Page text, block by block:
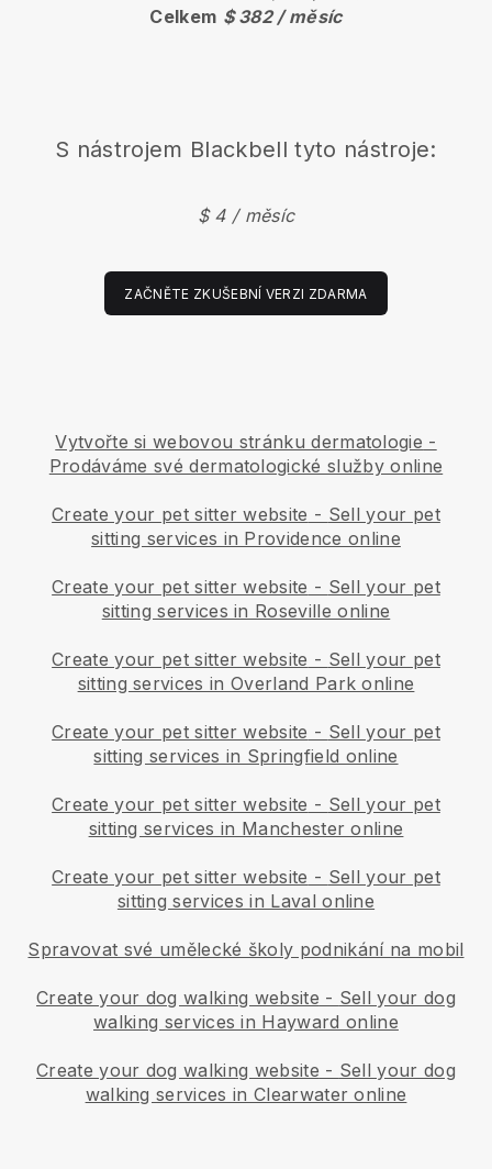
Celkem $ 382 / měsíc
S nástrojem Blackbell tyto nástroje:
$ 4 / měsíc
ZAČNĚTE ZKUŠEBNÍ VERZI ZDARMA
Vytvořte si webovou stránku dermatologie -
Prodáváme své dermatologické služby online
Create your pet sitter website - Sell your pet
sitting services in Providence online
Create your pet sitter website - Sell your pet
sitting services in Roseville online
Create your pet sitter website - Sell your pet
sitting services in Overland Park online
Create your pet sitter website - Sell your pet
sitting services in Springfield online
Create your pet sitter website - Sell your pet
sitting services in Manchester online
Create your pet sitter website - Sell your pet
sitting services in Laval online
Spravovat své umělecké školy podnikání na mobil
Create your dog walking website - Sell your dog
walking services in Hayward online
Create your dog walking website - Sell your dog
walking services in Clearwater online